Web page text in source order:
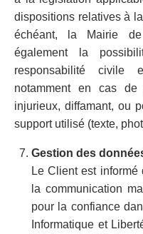
dispositions relatives à
échéant, la Mairie de
également la
responsabilité civile
notamment en cas de
injurieux, diffamant, ou
support utilisé (texte,
Gestion des
Le Client est informé
la communication
pour la confiance
Informatique et